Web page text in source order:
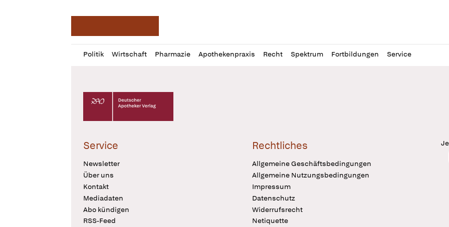
Politik Wirtschaft Pharmazie Apothekenpraxis Recht Spektrum Fortbildungen Service
Profil
öffnen
Daz
Pur
Deutscher Apotheker Verlag Logo
Service
Newsletter
Über uns
Kontakt
Mediadaten
Abo kündigen
RSS-Feed
Rechtliches
Allgemeine Geschäftsbedingungen
Allgemeine Nutzungsbedingungen
Impressum
Datenschutz
Widerrufsrecht
Netiquette